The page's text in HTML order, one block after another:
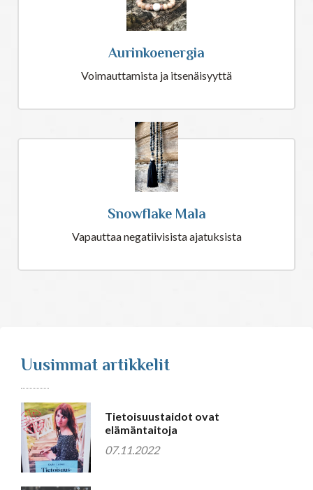
Aurinkoenergia
Voimauttamista ja itsenäisyyttä
Snowflake Mala
Vapauttaa negatiivisista ajatuksista
Uusimmat artikkelit
Tietoisuustaidot ovat
elämäntaitoja
07.11.2022